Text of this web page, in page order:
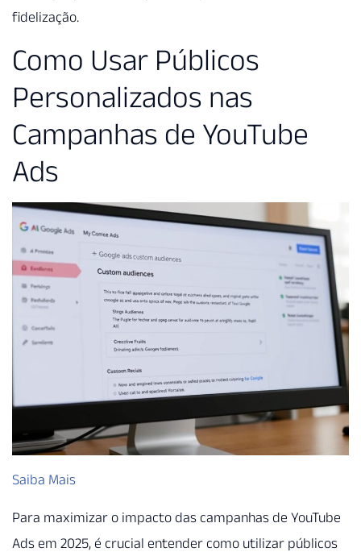
fidelização.
Como Usar Públicos
Personalizados nas
Campanhas de YouTube
Ads
Saiba Mais
Para maximizar o impacto das campanhas de YouTube
Ads em 2025, é crucial entender como utilizar públicos